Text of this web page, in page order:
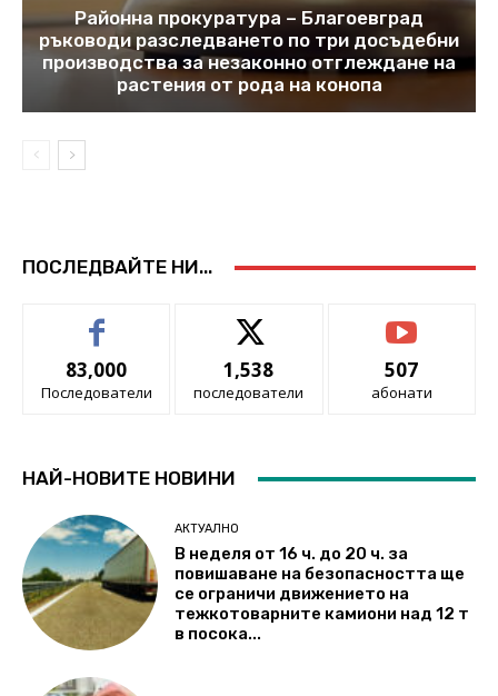
Районна прокуратура – Благоевград
ръководи разследването по три досъдебни
производства за незаконно отглеждане на
растения от рода на конопа
ПОСЛЕДВАЙТЕ НИ...
83,000
Последователи
1,538
последователи
507
абонати
НАЙ-НОВИТЕ НОВИНИ
АКТУАЛНО
В неделя от 16 ч. до 20 ч. за
повишаване на безопасността ще
се ограничи движението на
тежкотоварните камиони над 12 т
в посока...